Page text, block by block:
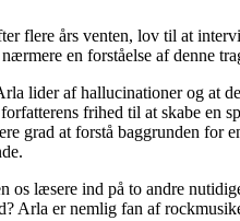
flere års venten, lov til at
en forståelse af denne
lider af hallucinationer og at
frihed til at skabe en
grad at forstå baggrunden for
os læsere ind på to andre
Arla er nemlig fan af